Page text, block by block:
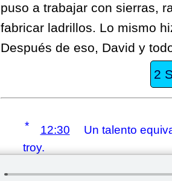
puso a trabajar con sierras,
fabricar ladrillos. Lo mismo
Después de eso, David y
2
* 12:30
Un talento
troy.